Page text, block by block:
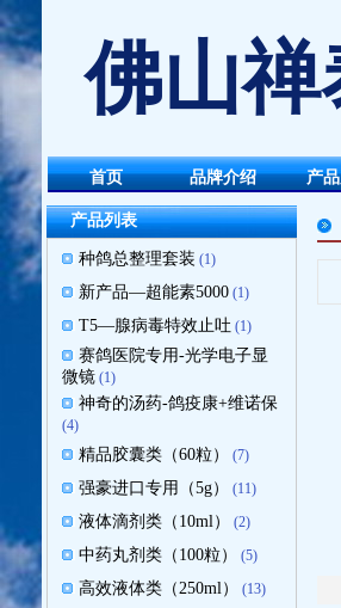
佛山
首页 品牌介绍 产
产品列表
种鸽总整理套装 (1)
新产品—超能素5000 (1)
T5—腺病毒特效止吐 (1)
赛鸽医院专用-光学电子显
微镜 (1)
神奇的汤药-鸽疫康+维诺保
(4)
精品胶囊类（60粒） (7)
强豪进口专用（5g） (11)
液体滴剂类（10ml） (2)
中药丸剂类（100粒） (5)
高效液体类（250ml） (13)